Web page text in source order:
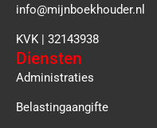
info@mijnboekhouder.nl
KVK | 32143938
Diensten
Administraties
Belastingaangifte